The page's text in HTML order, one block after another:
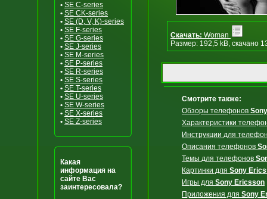
• SE C-series
• SE CK-series
• SE (D, V, K)-series
• SE F-series
• SE G-series
• SE J-series
• SE M-series
• SE P-series
• SE R-series
• SE S-series
• SE T-series
• SE U-series
• SE W-series
• SE X-series
• SE Z-series
Какая
информация на
сайте Вас
заинтересовала?
Скачать: Woman
Размер: 192,5 kB, скачано
Смотрите также:
Обзоры телефонов
Характеристики
Инструкции для
Описания телефонов
Темы для телефонов
Картинки для Sony
Игры для Sony Ericsson
Приложения для Sony